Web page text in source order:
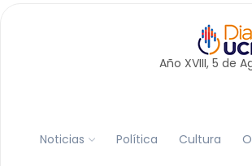
Año XVIII, 5 de
Noticias Política Cultura